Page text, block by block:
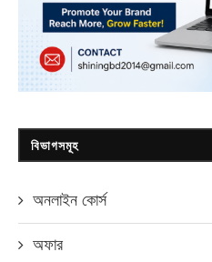
বিভাগসমূহ
অনলাইন কোর্স
অফার